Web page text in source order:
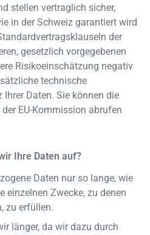
stellen vertraglich sicher,
in der Schweiz garantiert wird
der
gesetzlich vorgegebenen
Risikoeinschätzung negativ
technische
Daten. Sie können die
EU-Kommission abrufen
Ihre Daten auf?
Daten nur so lange, wie
einzelnen Zwecke, zu denen
zu erfüllen.
länger, da wir dazu durch